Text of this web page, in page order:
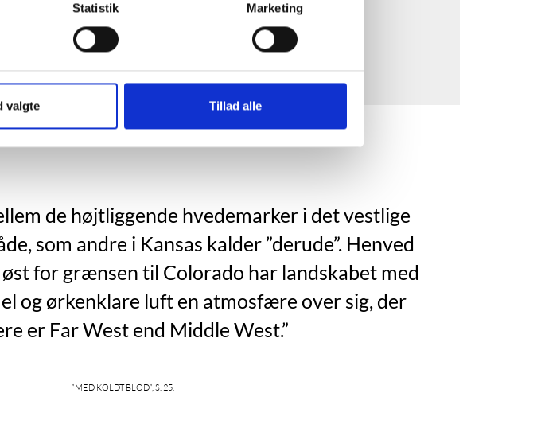
Statistik Marketing
valgte Tillad alle
Vælg "Tillad alle"
de højtliggende hvedemarker i det vestlige
som andre i Kansas kalder ”derude”. Henved
for grænsen til Colorado har landskabet med
og ørkenklare luft en atmosfære over sig, der
er Far West end Middle West.”
”Med koldt blod”, s. 25.